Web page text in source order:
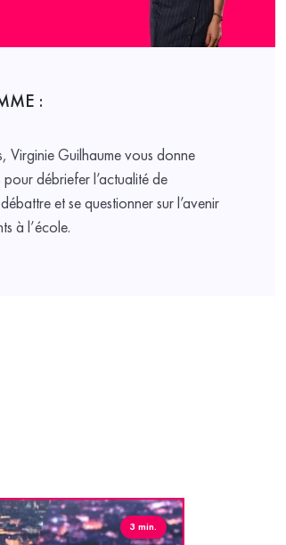
:
Virginie Guilhaume vous donne
débriefer l’actualité de
et se questionner sur l’avenir
à l’école.
3 min.